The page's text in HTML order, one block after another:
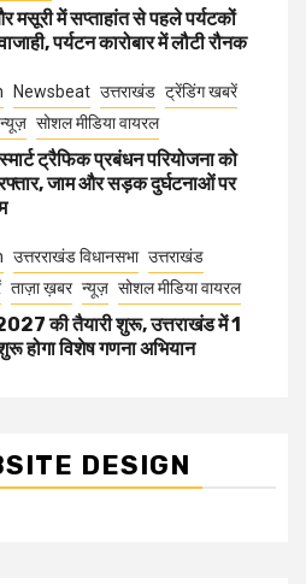
मसूरी में सप्ताहांत से पहले पर्यटकों
पर्यटन कारोबार में लौटी रौनक
Newsbeat उत्तराखंड ट्रेंडिंग खबरें
न्यूज़ सोशल मीडिया वायरल
ट्रैफिक प्रबंधन परियोजना को
जाम और सड़क दुर्घटनाओं पर
उत्तरराखंड विधानसभा उत्तराखंड
ताज़ा ख़बर न्यूज़ सोशल मीडिया वायरल
की तैयारी शुरू, उत्तराखंड में 1
होगा विशेष गणना अभियान
DESIGN